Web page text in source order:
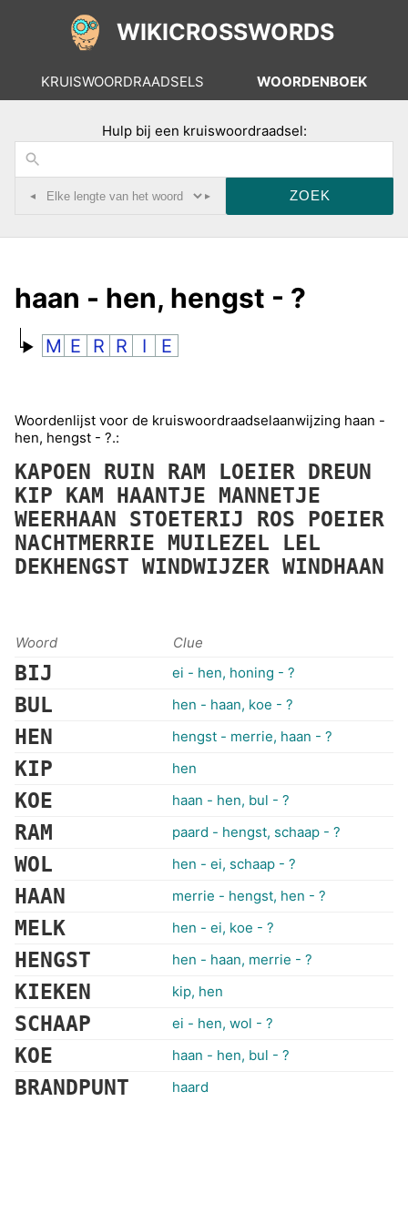
WIKICROSSWORDS
KRUISWOORDRAADSELS WOORDENBOEK
Hulp bij een kruiswoordraadsel:
◂ ▸
haan - hen, hengst - ?
M E R R I E
Woordenlijst voor de kruiswoordraadselaanwijzing haan -
hen, hengst - ?.:
KAPOEN RUIN RAM LOEIER DREUN
KIP KAM HAANTJE MANNETJE
WEERHAAN STOETERIJ ROS POEIER
NACHTMERRIE MUILEZEL LEL
DEKHENGST WINDWIJZER WINDHAAN
Woord Clue
BIJ ei - hen, honing - ?
BUL hen - haan, koe - ?
HEN hengst - merrie, haan - ?
KIP hen
KOE haan - hen, bul - ?
RAM paard - hengst, schaap - ?
WOL hen - ei, schaap - ?
HAAN merrie - hengst, hen - ?
MELK hen - ei, koe - ?
HENGST hen - haan, merrie - ?
KIEKEN kip, hen
SCHAAP ei - hen, wol - ?
KOE haan - hen, bul - ?
BRANDPUNT haard